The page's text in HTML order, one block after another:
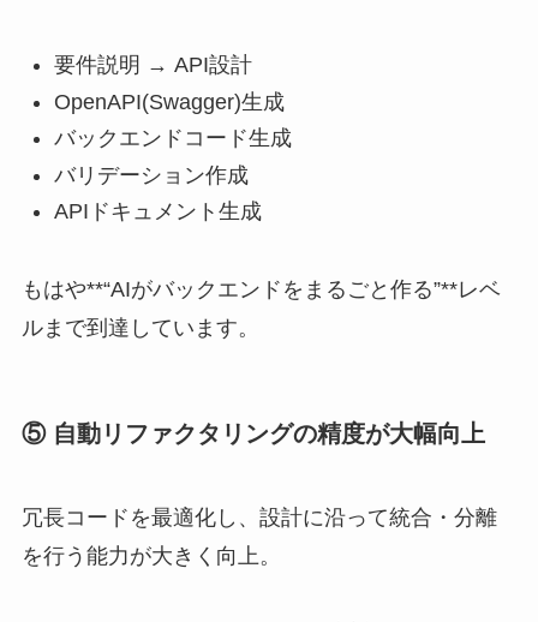
要件説明 → API設計
OpenAPI(Swagger)生成
バックエンドコード生成
バリデーション作成
APIドキュメント生成
もはや**“AIがバックエンドをまるごと作る”**レベ
ルまで到達しています。
⑤ 自動リファクタリングの精度が大幅向上
冗長コードを最適化し、設計に沿って統合・分離
を行う能力が大きく向上。